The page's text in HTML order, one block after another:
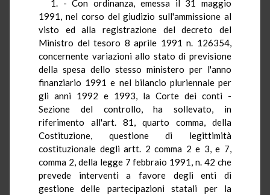
1. - Con ordinanza, emessa il 31 maggio
1991, nel corso del giudizio sull'ammissione al
visto ed alla registrazione del decreto del
Ministro del tesoro 8 aprile 1991 n. 126354,
concernente variazioni allo stato di previsione
della spesa dello stesso ministero per l'anno
finanziario 1991 e nel bilancio pluriennale per
gli anni 1992 e 1993, la Corte dei conti -
Sezione del controllo, ha sollevato, in
riferimento all'art. 81, quarto comma, della
Costituzione, questione di legittimità
costituzionale degli artt. 2 comma 2 e 3, e 7,
comma 2, della legge 7 febbraio 1991, n. 42 che
prevede interventi a favore degli enti di
gestione delle partecipazioni statali per la